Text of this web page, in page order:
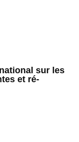
sur les
et ré-